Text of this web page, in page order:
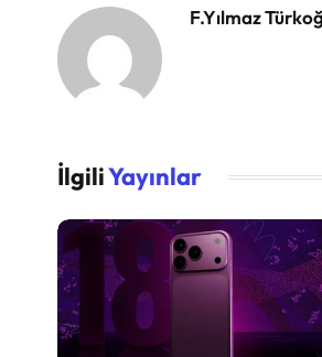
F.Yılmaz
İlgiliYayınlar